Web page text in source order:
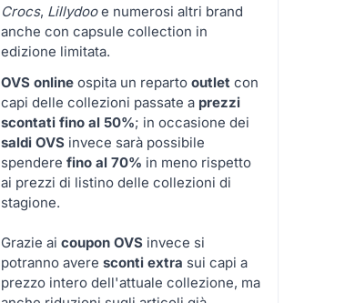
Crocs, Lillydooe numerosi altri brand
anche con capsule collection in
edizione limitata.
OVS online ospita un reparto outlet con
capi delle collezioni passate a prezzi
scontati fino al 50%; in occasione dei
saldi OVS invece sarà possibile
spendere fino al 70% in meno rispetto
ai prezzi di listino delle collezioni di
stagione.
Grazie ai coupon OVS invece si
potranno avere sconti extra sui capi a
prezzo intero dell'attuale collezione, ma